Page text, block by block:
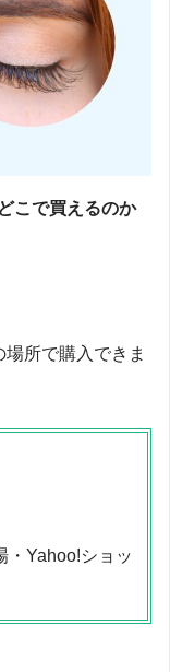
こで買えるのか
所で購入できま
・Yahoo!ショッ